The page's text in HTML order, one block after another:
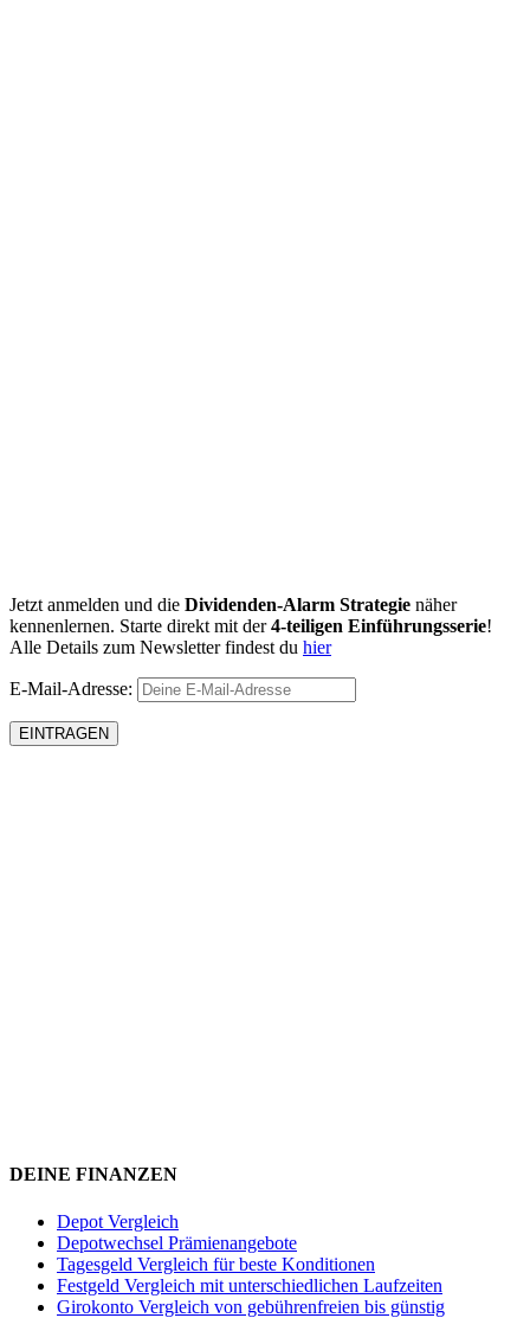
Jetzt anmelden und die Dividenden-Alarm Strategie näher
kennenlernen. Starte direkt mit der4-teiligen Einführungsserie!
Alle Details zum Newsletter findest du hier
E-Mail-Adresse:
DEINE FINANZEN
Depot Vergleich
Depotwechsel Prämienangebote
Tagesgeld Vergleich für beste Konditionen
Festgeld Vergleich mit unterschiedlichen Laufzeiten
Girokonto Vergleich von gebührenfreien bis günstig